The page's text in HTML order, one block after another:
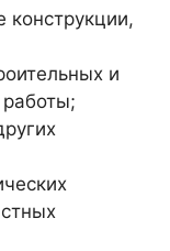
конструкции,
и